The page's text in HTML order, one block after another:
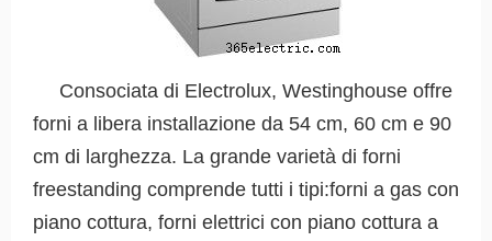
Consociata di Electrolux, Westinghouse offre
forni a libera installazione da 54 cm, 60 cm e 90
cm di larghezza. La grande varietà di forni
freestanding comprende tutti i tipi:forni a gas con
piano cottura, forni elettrici con piano cottura a